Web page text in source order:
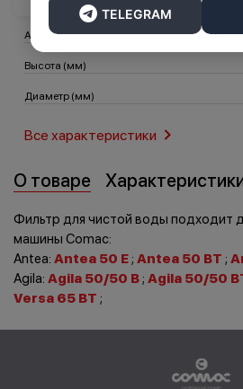
Артикул
Высота (мм)
Диаметр (мм)
Все характеристики
О товаре
Фильтр для чистой воды подходит
машины Comac:
Antea: Antea 50 E; Antea 50 BT ;
Agila: Agila 50/50 B; Agila 50/50
Versa 65 BT ;
TELEGRAM